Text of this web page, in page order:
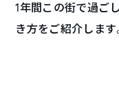
1年間この街で過ご
き方をご紹介します